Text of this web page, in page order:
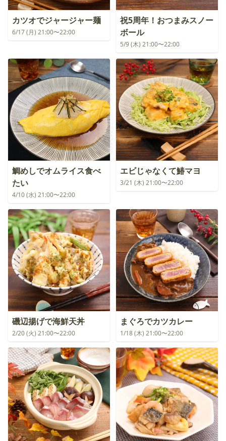
カツオでジャージャー麺
6/17 (月) 21:00〜22:00
祝5周年！おつまみスノー
ボール
5/9 (木) 21:00〜22:00
鯛めしでオムライス食べ
たい
4/10 (水) 21:00〜22:00
エビじゃなくて鰆マヨ
3/21 (木) 21:00〜22:00
磯辺揚げで海鮮天丼
2/20 (火) 21:00〜22:00
まぐろでカツカレー
1/18 (木) 21:00〜22:00